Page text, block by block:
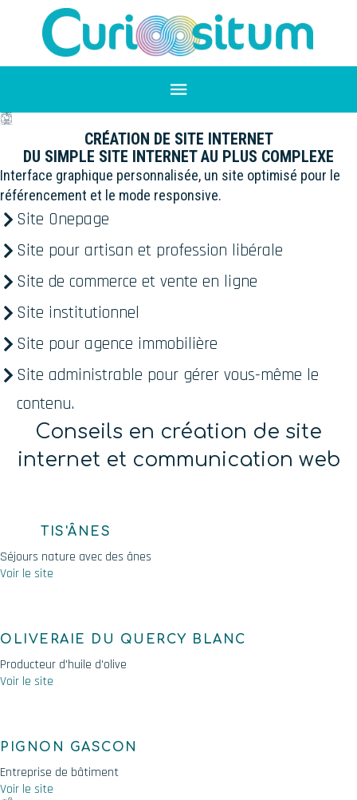
CRÉATION DE SITE INTERNET
DU SIMPLE SITE INTERNET AU PLUS COMPLEXE
Interface graphique personnalisée, un site optimisé pour le
référencement et le mode responsive.
Site Onepage
Site pour artisan et profession libérale
Site de commerce et vente en ligne
Site institutionnel
Site pour agence immobilière
Site administrable pour gérer vous-même le
contenu.
Conseils en création de site
internet et communication web
TIS'ÂNES
Séjours nature avec des ânes
Voir le site
OLIVERAIE DU QUERCY BLANC
Producteur d'huile d'olive
Voir le site
PIGNON GASCON
Entreprise de bâtiment
Voir le site